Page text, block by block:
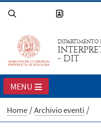
DIPARTIMENTO
- DIT
MENU
Home Archivio eventi